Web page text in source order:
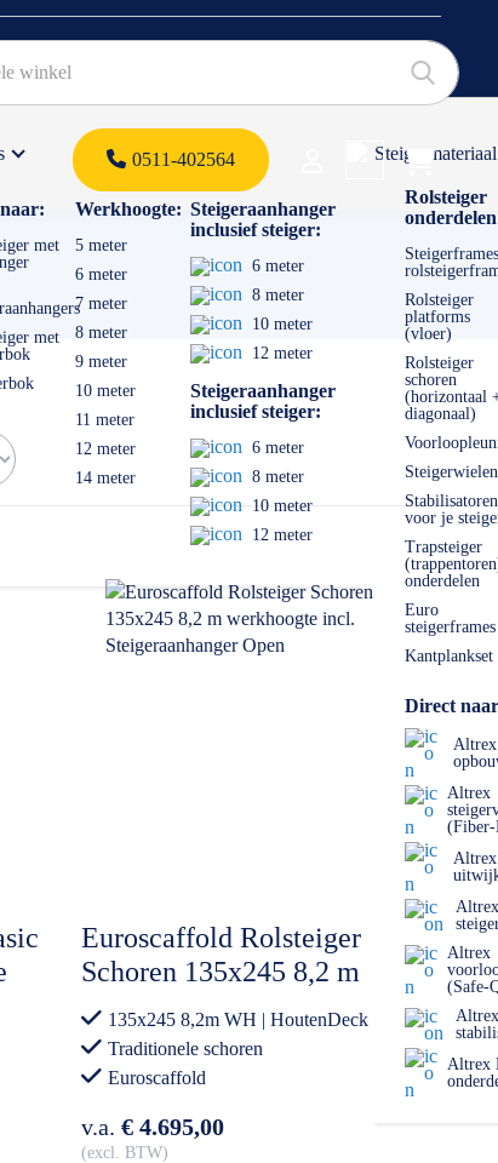
0511-402564
met
met
Werkhoogte:
5 meter
6 meter
7 meter
8 meter
9 meter
10 meter
11 meter
12 meter
14 meter
Steigeraanhanger
inclusief steiger:
6 meter
8 meter
10 meter
12 meter
Steigeraanhanger
inclusief steiger:
6 meter
8 meter
10 meter
12 meter
Steigermateriaal
Rolsteiger
Rolsteiger
platforms
(vloer)
Rolsteiger
schoren
(horizontaal
diagonaal)
Steigerwielen
Stabilisatoren
voor je
Trapsteiger
onderdelen
Euro
steigerframes
Kantplankset
Direct
Altrex
Altrex
Altrex
Altrex
Altrex
(Safe-
Altrex
Altrex
Euroscaffold Rolsteiger
Schoren 135x245 8,2 m
werkhoogte incl.
Steigeraanhanger Open
135x245 8,2m WH | HoutenDeck
Traditionele schoren
Euroscaffold
v.a.€ 4.695,00
excl. BTW